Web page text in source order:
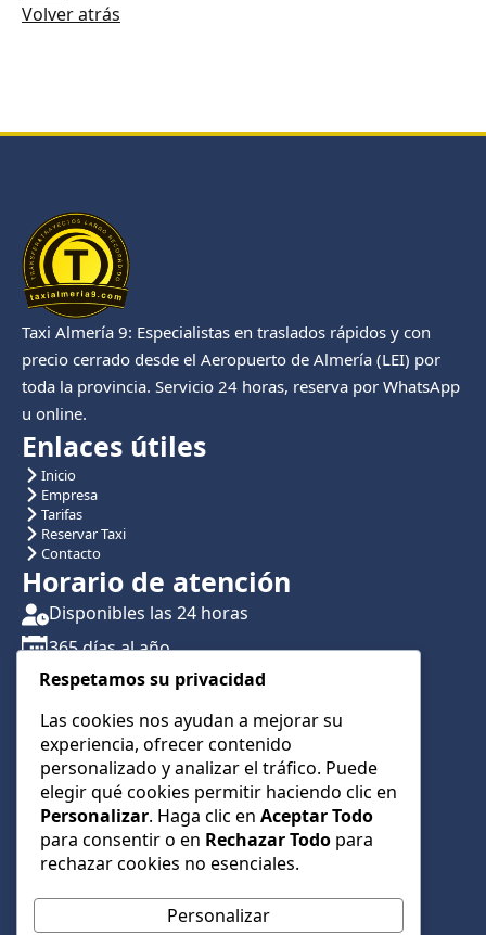
Volver atrás
Taxi Almería 9: Especialistas en traslados rápidos y con
precio cerrado desde el Aeropuerto de Almería (LEI) por
toda la provincia. Servicio 24 horas, reserva por WhatsApp
u online.
Enlaces útiles
Inicio
Empresa
Tarifas
Reservar Taxi
Contacto
Horario de atención
Disponibles las 24 horas
365 días al año
Traslados con reserva previa
Atención por teléfono y WhatsApp 24/7
CONTÁCTANOS
+34 622 01 23 74
+34 622 01 23 74
info@taxialmeria9.com
Respetamos su privacidad
Las cookies nos ayudan a mejorar su
experiencia, ofrecer contenido
personalizado y analizar el tráfico. Puede
elegir qué cookies permitir haciendo clic en
Personalizar. Haga clic en Aceptar Todo
para consentir o en Rechazar Todo para
rechazar cookies no esenciales.
Personalizar